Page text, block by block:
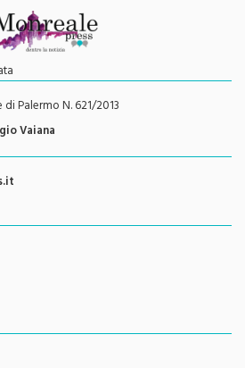
Palermo N. 621/2013
Vaiana